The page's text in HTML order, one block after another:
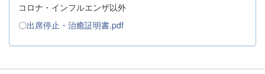
コロナ・インフルエンザ以外
〇出席停止・治癒証明書.pdf